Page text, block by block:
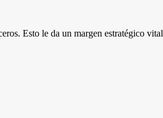
Esto le da un margen estratégico